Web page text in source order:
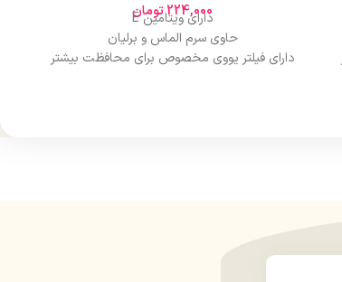
224,000تومان
دارای ویتامین E
حاوی سرم الماس و برلیان
دارای فیلتر یووی مخصوص برای محافظت بیشتر